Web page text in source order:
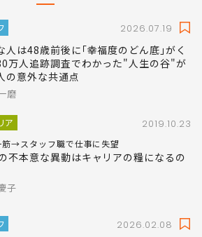
人は48歳前後に｢幸福度のどん底｣がく
の意外な共通点
磨
→スタッフ職で仕事に失望